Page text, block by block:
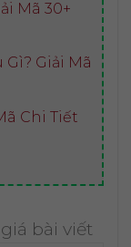
Mã 30+
Giải Mã
Chi Tiết
bài viết